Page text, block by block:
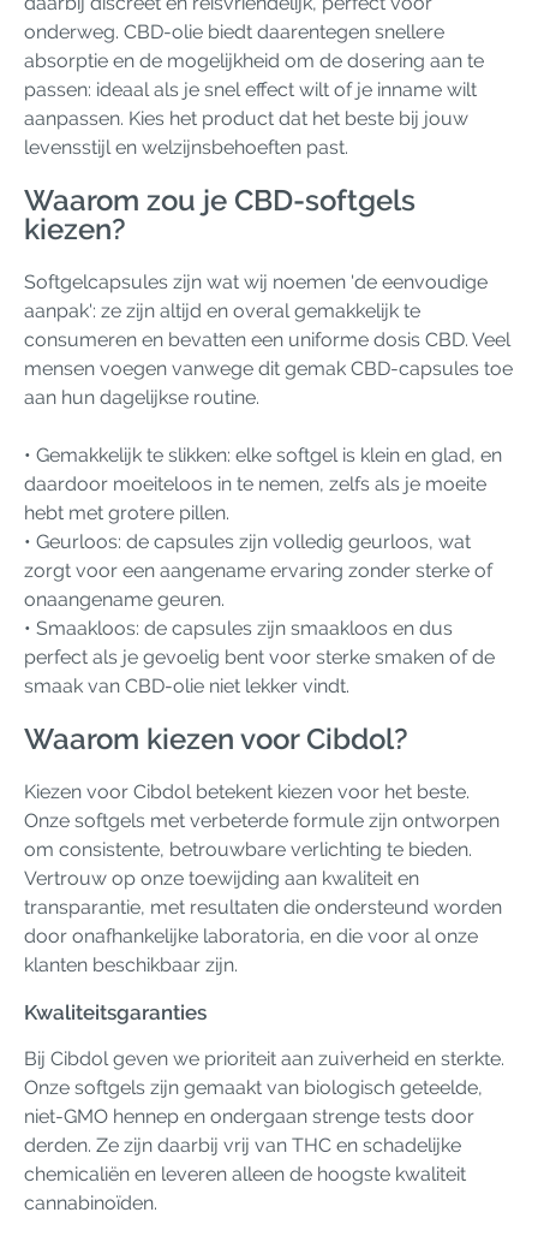
onderweg. CBD-olie biedt daarentegen snellere
absorptie en de mogelijkheid om de dosering aan te
passen: ideaal als je snel effect wilt of je inname wilt
aanpassen. Kies het product dat het beste bij jouw
levensstijl en welzijnsbehoeften past.
Waarom zou je CBD-softgels
kiezen?
Softgelcapsules zijn wat wij noemen 'de eenvoudige
aanpak': ze zijn altijd en overal gemakkelijk te
consumeren en bevatten een uniforme dosis CBD. Veel
mensen voegen vanwege dit gemak CBD-capsules toe
aan hun dagelijkse routine.
• Gemakkelijk te slikken: elke softgel is klein en glad, en
daardoor moeiteloos in te nemen, zelfs als je moeite
hebt met grotere pillen.
• Geurloos: de capsules zijn volledig geurloos, wat
zorgt voor een aangename ervaring zonder sterke of
onaangename geuren.
• Smaakloos: de capsules zijn smaakloos en dus
perfect als je gevoelig bent voor sterke smaken of de
smaak van CBD-olie niet lekker vindt.
Waarom kiezen voor Cibdol?
Kiezen voor Cibdol betekent kiezen voor het beste.
Onze softgels met verbeterde formule zijn ontworpen
om consistente, betrouwbare verlichting te bieden.
Vertrouw op onze toewijding aan kwaliteit en
transparantie, met resultaten die ondersteund worden
door onafhankelijke laboratoria, en die voor al onze
klanten beschikbaar zijn.
Kwaliteitsgaranties
Bij Cibdol geven we prioriteit aan zuiverheid en sterkte.
Onze softgels zijn gemaakt van biologisch geteelde,
niet-GMO hennep en ondergaan strenge tests door
derden. Ze zijn daarbij vrij van THC en schadelijke
chemicaliën en leveren alleen de hoogste kwaliteit
cannabinoïden.